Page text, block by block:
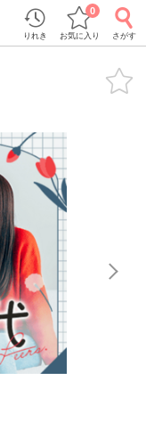
りれき お気に入り
0
さがす